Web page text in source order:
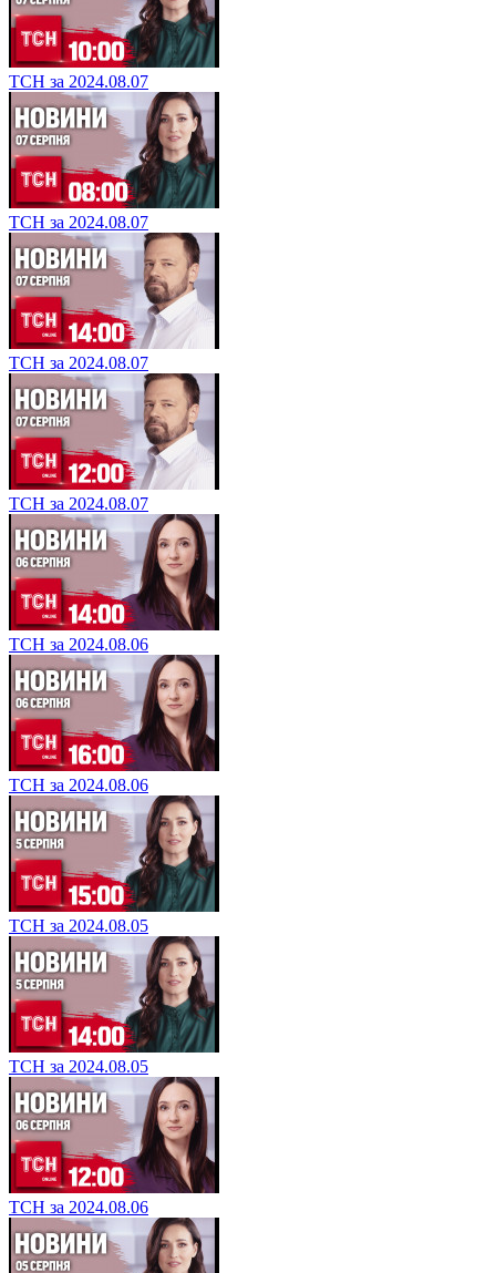
ТСН за 2024.08.07
ТСН за 2024.08.07
ТСН за 2024.08.07
ТСН за 2024.08.07
ТСН за 2024.08.06
ТСН за 2024.08.06
ТСН за 2024.08.05
ТСН за 2024.08.05
ТСН за 2024.08.06